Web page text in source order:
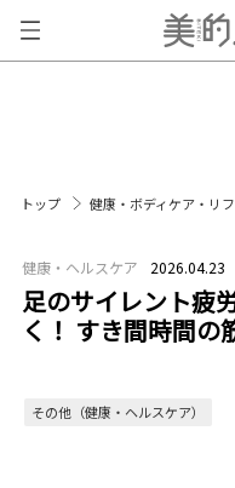
トップ 健康・ボディケア・リ
健康・ヘルスケア 2026.04.23
足のサイレント疲
く！ すき間時間の
その他（健康・ヘルスケア）